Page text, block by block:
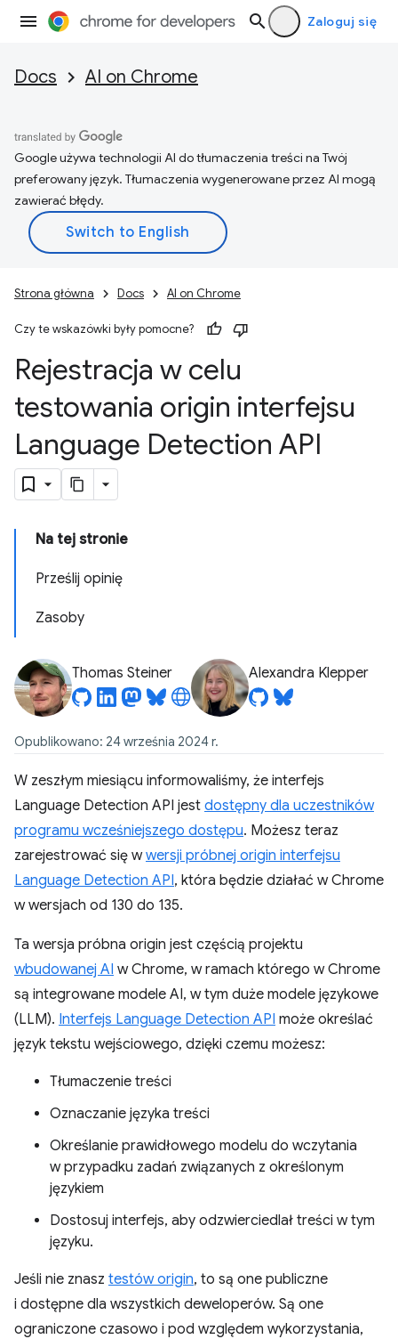
Zaloguj się
Docs AI on Chrome
Google używa technologii AI do tłumaczenia treści na Twój
preferowany język. Tłumaczenia wygenerowane przez AI mogą
zawierać błędy.
Strona główna Docs AI on Chrome
Czy te wskazówki były pomocne?
Rejestracja w celu
testowania origin interfejsu
Language Detection API
Na tej stronie
Prześlij opinię
Zasoby
Thomas Steiner Alexandra Klepper
Opublikowano: 24 września 2024 r.
W zeszłym miesiącu informowaliśmy, że interfejs
Language Detection API jest dostępny dla uczestników
programu wcześniejszego dostępu. Możesz teraz
zarejestrować się wwersji próbnej origin interfejsu
Language Detection API, która będzie działać w Chrome
w wersjach od 130 do 135.
Ta wersja próbna origin jest częścią projektu
wbudowanej AI w Chrome, w ramach którego w Chrome
są integrowane modele AI, w tym duże modele językowe
(LLM). Interfejs Language Detection API może określać
język tekstu wejściowego, dzięki czemu możesz:
Tłumaczenie treści
Oznaczanie języka treści
Określanie prawidłowego modelu do wczytania
w przypadku zadań związanych z określonym
językiem
Dostosuj interfejs, aby odzwierciedlał treści w tym
języku.
Jeśli nie znasz testów origin, to są one publiczne
i dostępne dla wszystkich deweloperów. Są one
ograniczone czasowo i pod względem wykorzystania,